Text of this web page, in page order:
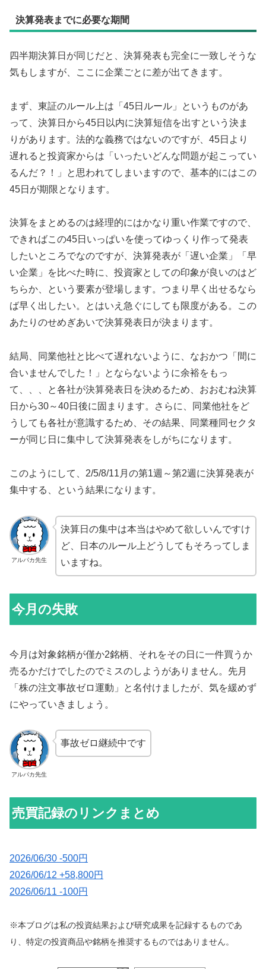
決算発表までに必要な期間
四半期決算日が同じだと、決算発表も完全に一致しそうな
気もしますが、ここに企業ごとに差が出てきます。
まず、東証のルール上は「45日ルール」というものがあ
って、決算日から45日以内に決算短信を出すという決ま
りがあります。法的な義務ではないのですが、45日より
遅れると投資家からは「いったいどんな問題が起こってい
るんだ？！」と思われてしまいますので、基本的にはこの
45日が期限となります。
決算をまとめるのは経理的にはかなり重い作業ですので、
できればこの45日いっぱいを使ってゆっくり作って発表
したいところでなのですが、決算発表が「遅い企業」「早
い企業」を比べた時に、投資家としての印象が良いのはど
ちらか、という要素が登場します。つまり早く出せるなら
ば早く出したい。とはいえ急ぐにしても限度がある。この
あたりのせめぎあいで決算発表日が決まります。
結局、同業他社と比べて遅れないように、なおかつ「間に
合いませんでした！」とならないように余裕をもっ
て、、、と各社が決算発表日を決めるため、おおむね決算
日から30～40日後に固まります。さらに、同業他社をど
うしても各社が意識するため、その結果、同業種同セクタ
ーが同じ日に集中して決算発表をしがちになります。
このようにして、2/5/8/11月の第1週～第2週に決算発表が
集中する、という結果になります。
アルパカ先生
決算日の集中は本当はやめて欲しいんですけ
ど、日本のルール上どうしてもそろってしま
いますね。
今月の失敗
今月は対象銘柄が僅か2銘柄、それをその日に一件買うか
売るかだけでしたのでミスのしようがありません。先月
「株の注文事故ゼロ運動」と名付けましたが、気を緩めず
にやっていきましょう。
アルパカ先生
事故ゼロ継続中です
売買記録のリンクまとめ
2026/06/30 -500円
2026/06/12 +58,800円
2026/06/11 -100円
※本ブログは私の投資結果および研究成果を記録するものであ
り、特定の投資商品や銘柄を推奨するものではありません。